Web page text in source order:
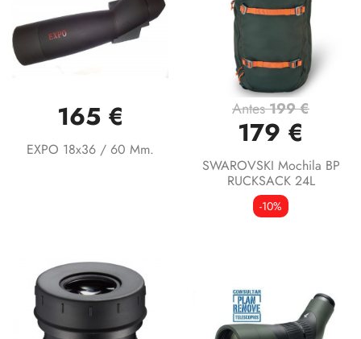
165 €
EXPO 18x36 / 60 Mm.
Antes199 €
179 €
SWAROVSKI Mochila BP
RUCKSACK 24L
-10%